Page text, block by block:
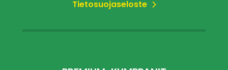
Tietosuojaseloste